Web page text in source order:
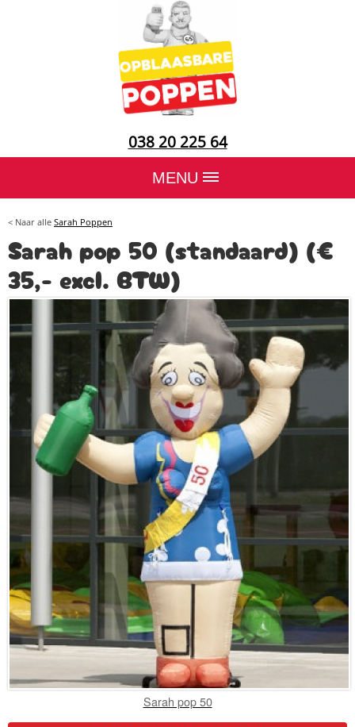
038 20 225 64
MENU
< Naar alle Sarah Poppen
Sarah pop 50 (standaard) (€
35,- excl. BTW)
Sarah pop 50